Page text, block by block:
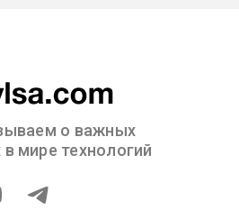
о важных
мире технологий